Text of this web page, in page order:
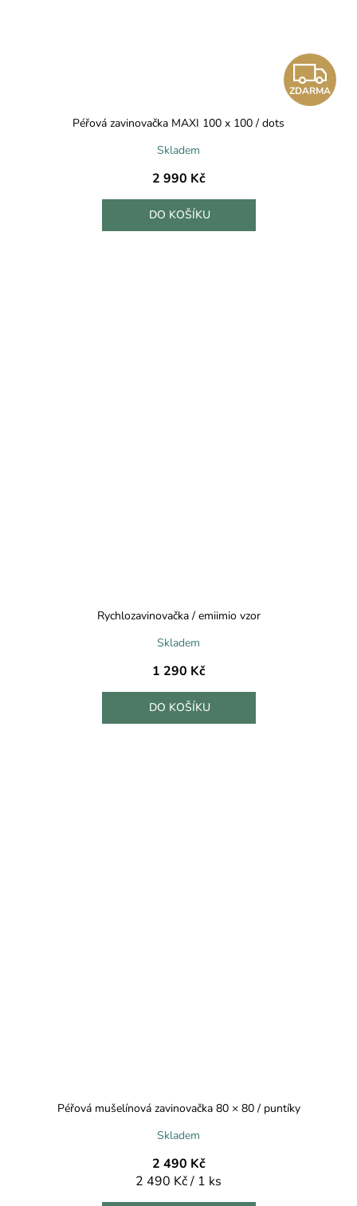
Z
D
ZDARMA
Péřová zavinovačka MAXI 100 x 100 / dots
Skladem
2 990 Kč
DO KOŠÍKU
Rychlozavinovačka / emiimio vzor
Skladem
1 290 Kč
DO KOŠÍKU
Péřová mušelínová zavinovačka 80 × 80 / puntíky
Skladem
2 490 Kč
Měrná
cena:
2 490 Kč / 1 ks